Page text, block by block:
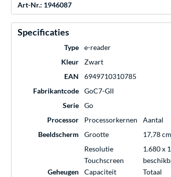
Art-Nr.: 1946087
Specificaties
Type
e-reader
Kleur
Zwart
EAN
6949710310785
Fabrikantcode
GoC7-GII
Serie
Go
Processor
Processorkernen Aantal
Beeldscherm
Grootte
17,78
Resolutie
1.680 x
Touchscreen
Geheugen
Capaciteit Totaal